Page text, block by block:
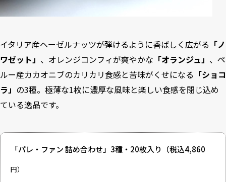
イタリア産ヘーゼルナッツが弾けるように香ばしく広がる 「ノ
ワゼット」 、オレンジコンフィが爽やかな 「オランジュ」 、ペ
ルー産カカオニブのカリカリ食感と苦味がくせになる 「ショコ
ラ」 の3種。極薄な1枚に濃厚な風味と楽しい食感を閉じ込め
ている逸品です。
「パレ・ファン 詰め合わせ」3種・20枚入り （税込4,860
円）